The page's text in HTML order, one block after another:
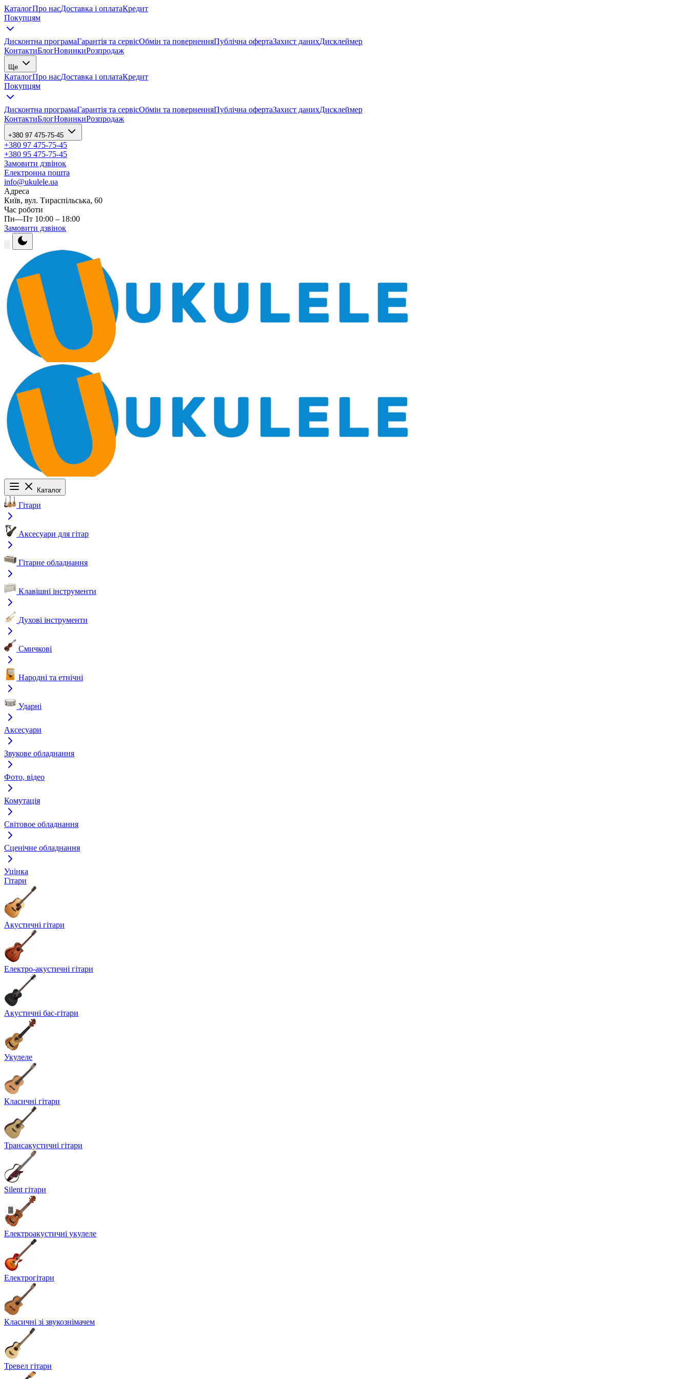
КаталогПро насДоставка і оплатаКредит
Покупцям
Дисконтна програмаГарантія та сервісОбмін та поверненняПублічна офертаЗахист данихДисклеймер
КонтактиБлогНовинкиРозпродаж
Ще
КаталогПро насДоставка і оплатаКредит
Покупцям
Дисконтна програмаГарантія та сервісОбмін та поверненняПублічна офертаЗахист данихДисклеймер
КонтактиБлогНовинкиРозпродаж
+380 97 475-75-45
+380 97 475-75-45
+380 95 475-75-45
Замовити дзвінок
Електронна пошта
info@ukulele.ua
Адреса
Київ, вул. Тираспільська, 60
Час роботи
Пн—Пт 10:00 – 18:00
Замовити дзвінок
Каталог
Гітари
Аксесуари для гітар
Гітарне обладнання
Клавішні інструменти
Духові інструменти
Смичкові
Народні та етнічні
Ударні
Аксесуари
Звукове обладнання
Фото, відео
Комутація
Світовое обладнання
Сценічне обладнання
Уцінка
Гітари
Акустичні гітари
Електро-акустичні гітари
Акустичні бас-гітари
Укулеле
Класичні гітари
Трансакустичні гітари
Silent гітари
Електроакустичні укулеле
Електрогітари
Класичні зі звукознімачем
Тревел гітари